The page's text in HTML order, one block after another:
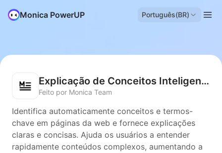
Monica PowerUP Português(BR)
Explicação de Conceitos Inteligentes
Feito por Monica Team
Identifica automaticamente conceitos e termos-
chave em páginas da web e fornece explicações
claras e concisas. Ajuda os usuários a entender
rapidamente conteúdos complexos, aumentando a